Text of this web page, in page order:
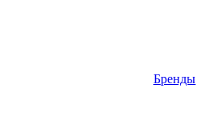
Бренды